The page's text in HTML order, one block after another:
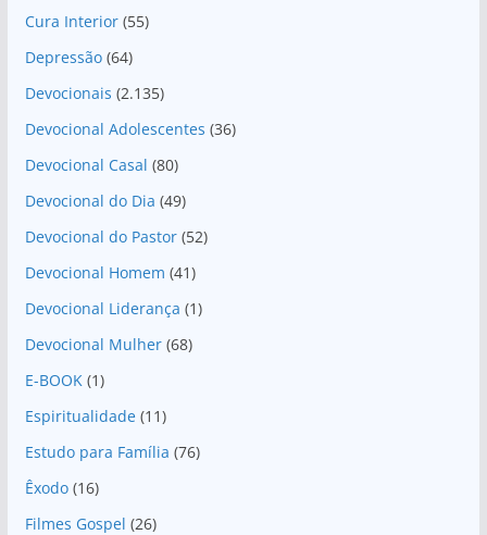
Cura Interior(55)
Depressão(64)
Devocionais (2.135)
Devocional Adolescentes (36)
Devocional Casal (80)
Devocional do Dia (49)
Devocional do Pastor(52)
Devocional Homem (41)
Devocional Liderança (1)
Devocional Mulher(68)
E-BOOK (1)
Espiritualidade(11)
Estudo para Família (76)
Êxodo(16)
Filmes Gospel (26)